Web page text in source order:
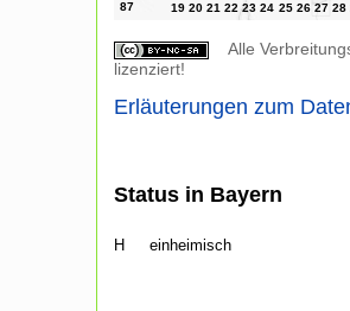
Alle
lizenziert!
Erläuterungen zum
Status in Bayern
H einheimisch